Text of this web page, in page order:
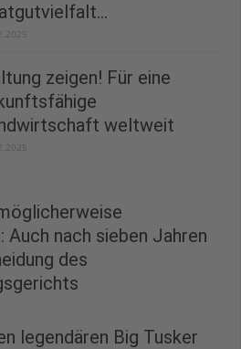
zeigen! Für eine
weltweit
nach sieben Jahren
des
legendären Big Tusker